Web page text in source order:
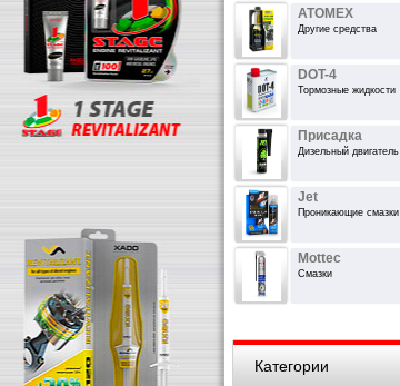
ATOMEX
Другие средства
DOT-4
Тормозные жидкости
Присадка
Дизельный двигатель
Jet
Проникающие смазки
Mottec
Смазки
Категории